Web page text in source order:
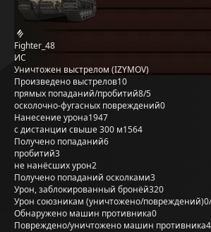
Fighter_48
ИС
Уничтожен выстрелом (IZYMOV)
Произведено выстрелов10
прямых попаданий/пробитий8/5
осколочно-фугасных повреждений0
Нанесение урона1947
с дистанции свыше 300 м1564
Получено попаданий6
пробитий3
не нанёсших урон2
Получено попаданий осколками3
Урон, заблокированный бронёй320
Урон союзникам (уничтожено/повреждений)
Обнаружено машин противника0
Повреждено/уничтожено машин противника